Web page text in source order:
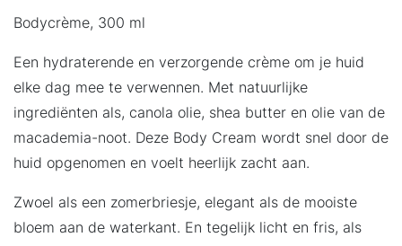
Bodycrème, 300 ml
Een hydraterende en verzorgende crème om je huid
elke dag mee te verwennen. Met natuurlijke
ingrediënten als, canola olie, shea butter en olie van de
macademia-noot. Deze Body Cream wordt snel door de
huid opgenomen en voelt heerlijk zacht aan.
Zwoel als een zomerbriesje, elegant als de mooiste
bloem aan de waterkant. En tegelijk licht en fris, als